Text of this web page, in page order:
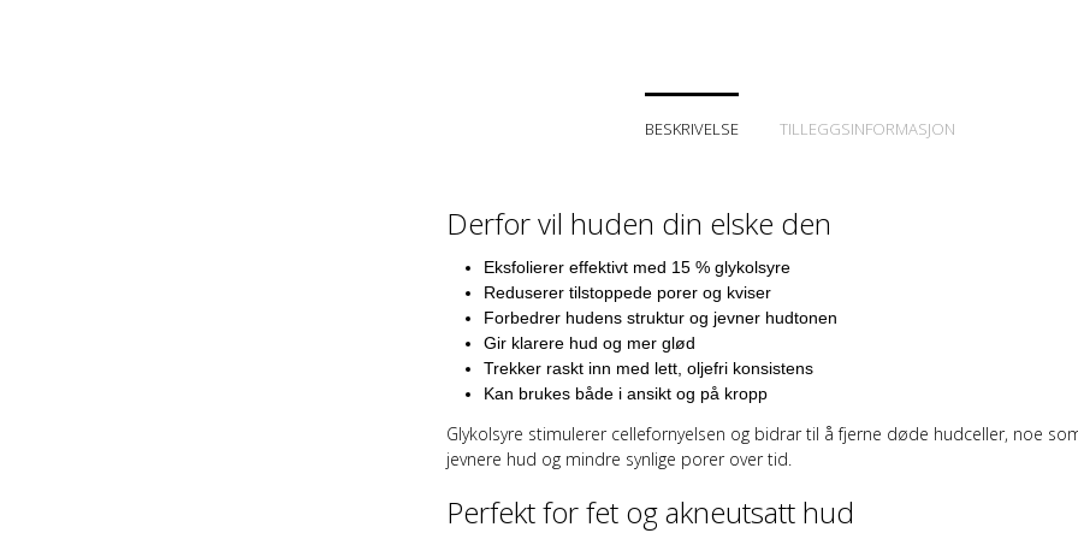
BESKRIVELSE TILLEGGSINFORMASJON
Derfor vil huden din elske den
Eksfolierer effektivt med 15 % glykolsyre
Reduserer tilstoppede porer og kviser
Forbedrer hudens struktur og jevner hudtonen
Gir klarere hud og mer glød
Trekker raskt inn med lett, oljefri konsistens
Kan brukes både i ansikt og på kropp
Glykolsyre stimulerer cellefornyelsen og bidrar til å fjerne døde hudceller, noe
jevnere hud og mindre synlige porer over tid.
Perfekt for fet og akneutsatt hud